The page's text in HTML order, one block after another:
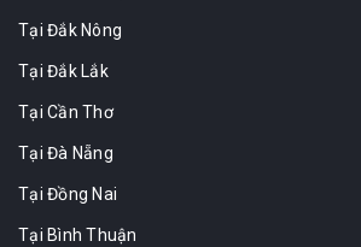
Tại Đắk Nông
Tại Đắk Lắk
Tại Cần Thơ
Tại Đà Nẵng
Tại Đồng Nai
Tại Bình Thuận